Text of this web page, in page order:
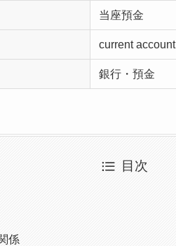
当座預金
current account
銀行・預金
目次
係